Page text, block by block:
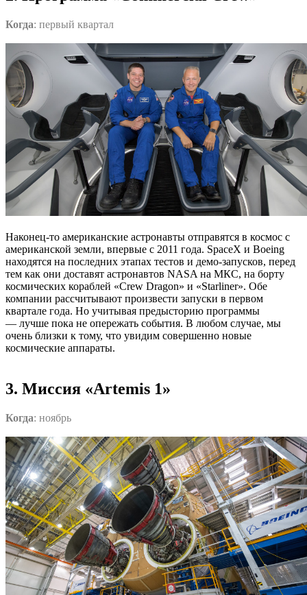
Когда: первый квартал
Наконец-то американские астронавты отправятся в космос с
американской земли, впервые с 2011 года. SpaceX и Boeing
находятся на последних этапах тестов и демо-запусков, перед
тем как они доставят астронавтов NASA на МКС, на борту
космических кораблей «Crew Dragon» и «Starliner». Обе
компании рассчитывают произвести запуски в первом
квартале года. Но учитывая предысторию программы
— лучше пока не опережать события. В любом случае, мы
очень близки к тому, что увидим совершенно новые
космические аппараты.
3. Миссия «Artemis 1»
Когда: ноябрь